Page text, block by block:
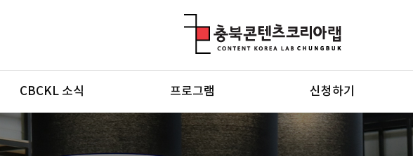
CBCKL 소식 프로그램 신청하기